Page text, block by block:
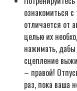
ознакомиться
отличается от
целью их
нажимать,
сцепление
– правой!
раз, пока ваша